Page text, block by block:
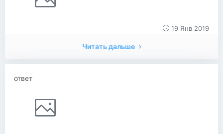
19 Янв 2019
Читать дальше
ответ